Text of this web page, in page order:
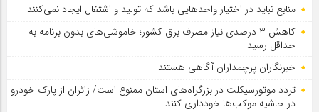
منابع نباید در اختیار واحدهایی باشد که تولید و اشتغال ایجاد نمی‌کنند
کاهش ۳ درصدی نیاز مصرف برق کشور؛ خاموشی‌های بدون برنامه به
حداقل رسید
خبرنگاران پرچمداران آگاهی هستند
تردد موتورسیکلت در بزرگراه‌های استان ممنوع است/ زائران از پارک خودرو
در حاشیه موکب‌ها خودداری کنند